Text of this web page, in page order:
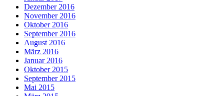
Dezember 2016
November 2016
Oktober 2016
September 2016
August 2016
März 2016
Januar 2016
Oktober 2015
September 2015
Mai 2015